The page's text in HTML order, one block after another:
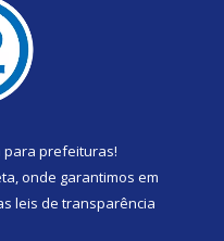
para prefeituras!
onde garantimos em
leis de transparência